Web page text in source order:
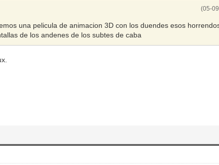
(05-
una pelicula de animacion 3D con los duendes esos
de los andenes de los subtes de caba